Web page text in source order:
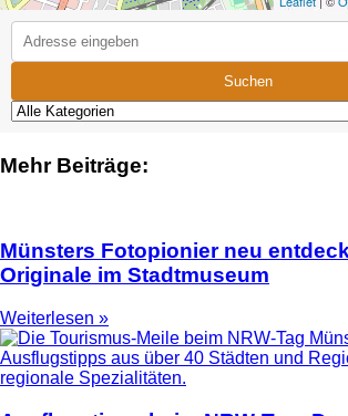
Suchen
Mehr Beiträge:
Münsters Fotopionier neu
Originale im Stadtmuseum
Weiterlesen »